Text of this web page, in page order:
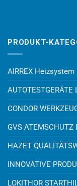
PRODUKT-
AIRREX Heizsystem
AUTOTESTGERÄTE
CONDOR
GVS ATEMSCHUTZ
HAZET
INNOVATIVE
LOKITHOR